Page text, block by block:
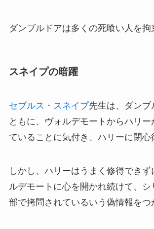
ダンブルドアは多くの死喰い人を拘
スネイプの暗躍
セブルス・スネイプ先生は、ダンブ
ともに、ヴォルデモートからハリ
ていることに気付き、ハリーに閉心
しかし、ハリーはうまく修得できず
ルデモートに心を開かれ続けて、
部で拷問されているいう偽情報をつ